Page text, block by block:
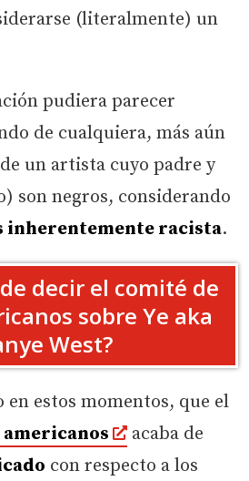
(literalmente) un
pudiera parecer
de cualquiera, más aún
un artista cuyo padre y
son negros, considerando
inherentemente racista.
decir el comité de
sobre Ye aka
West?
en estos momentos, que el
acaba de
con respecto a los